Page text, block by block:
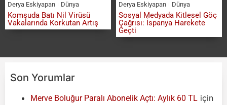
Derya Eskiyapan Dünya
Komşuda Batı Nil Virüsü
Vakalarında Korkutan Artış
Derya Eskiyapan Dünya
Sosyal Medyada Kitlesel Göç
Çağrısı: İspanya Harekete
Geçti
Son Yorumlar
Merve Boluğur Paralı Abonelik Açtı: Aylık 60 TL için